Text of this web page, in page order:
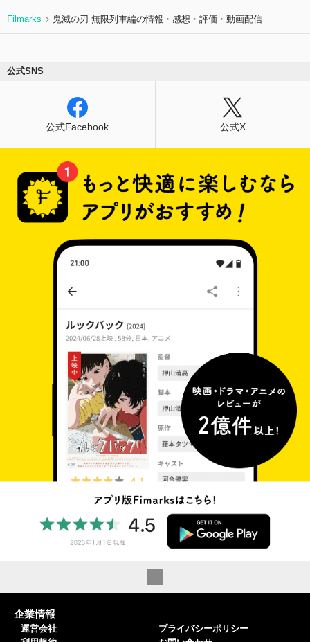
Filmarks 鬼滅の刃 無限列車編の情報・感想・評価・動画配信
公式SNS
公式Facebook 公式X
企業情報
運営会社
プライバシーポリシー